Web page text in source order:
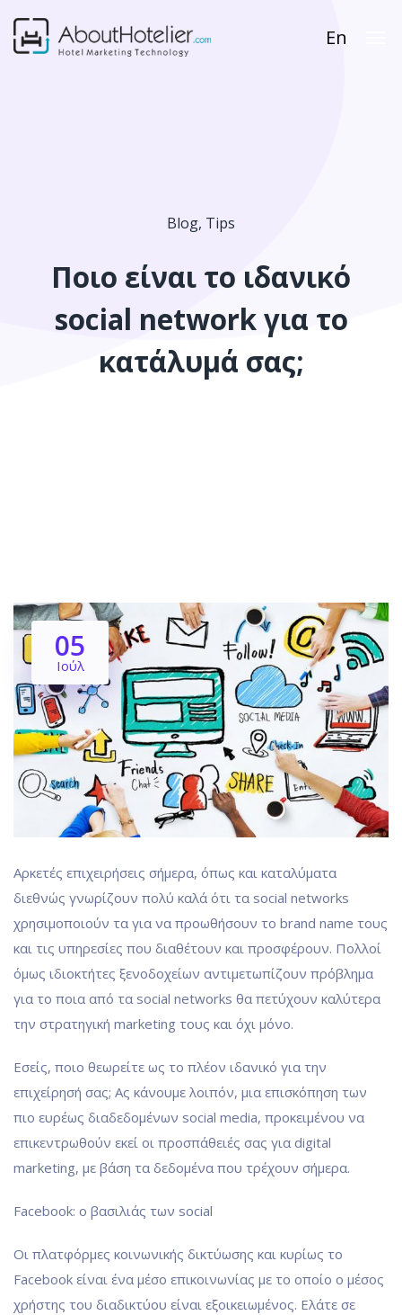
En
Blog, Tips
Ποιο είναι το ιδανικό
social network για το
κατάλυμά σας;
05
Ιούλ
Αρκετές επιχειρήσεις σήμερα, όπως και καταλύματα
διεθνώς γνωρίζουν πολύ καλά ότι τα social networks
χρησιμοποιούν τα για να προωθήσουν το brand name τους
και τις υπηρεσίες που διαθέτουν και προσφέρουν. Πολλοί
όμως ιδιοκτήτες ξενοδοχείων αντιμετωπίζουν πρόβλημα
για το ποια από τα social networks θα πετύχουν καλύτερα
την στρατηγική marketing τους και όχι μόνο.
Εσείς, ποιο θεωρείτε ως το πλέον ιδανικό για την
επιχείρησή σας; Ας κάνουμε λοιπόν, μια επισκόπηση των
πιο ευρέως διαδεδομένων social media, προκειμένου να
επικεντρωθούν εκεί οι προσπάθειές σας για digital
marketing, με βάση τα δεδομένα που τρέχουν σήμερα.
Facebook: ο βασιλιάς των social
Οι πλατφόρμες κοινωνικής δικτύωσης και κυρίως το
Facebook είναι ένα μέσο επικοινωνίας με το οποίο ο μέσος
χρήστης του διαδικτύου είναι εξοικειωμένος. Eλάτε σε